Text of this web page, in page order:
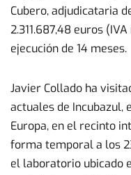
Cubero, adjudicataria
2.311.687,48 euros
ejecución de 14 meses.
Javier Collado ha
actuales de Incubazul,
Europa, en el recinto
forma temporal a los
el laboratorio ubicado